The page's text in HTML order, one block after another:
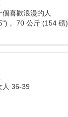
喜歡浪漫的人
， 70 公斤 (154 磅)
人 36-39